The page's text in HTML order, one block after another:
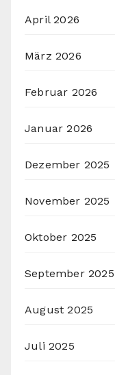
April 2026
März 2026
Februar 2026
Januar 2026
Dezember 2025
November 2025
Oktober 2025
September 2025
August 2025
Juli 2025